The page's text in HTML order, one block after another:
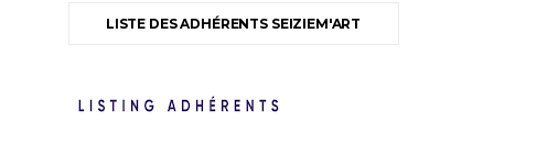
LISTE DES ADHÉRENTS SEIZIEM'ART